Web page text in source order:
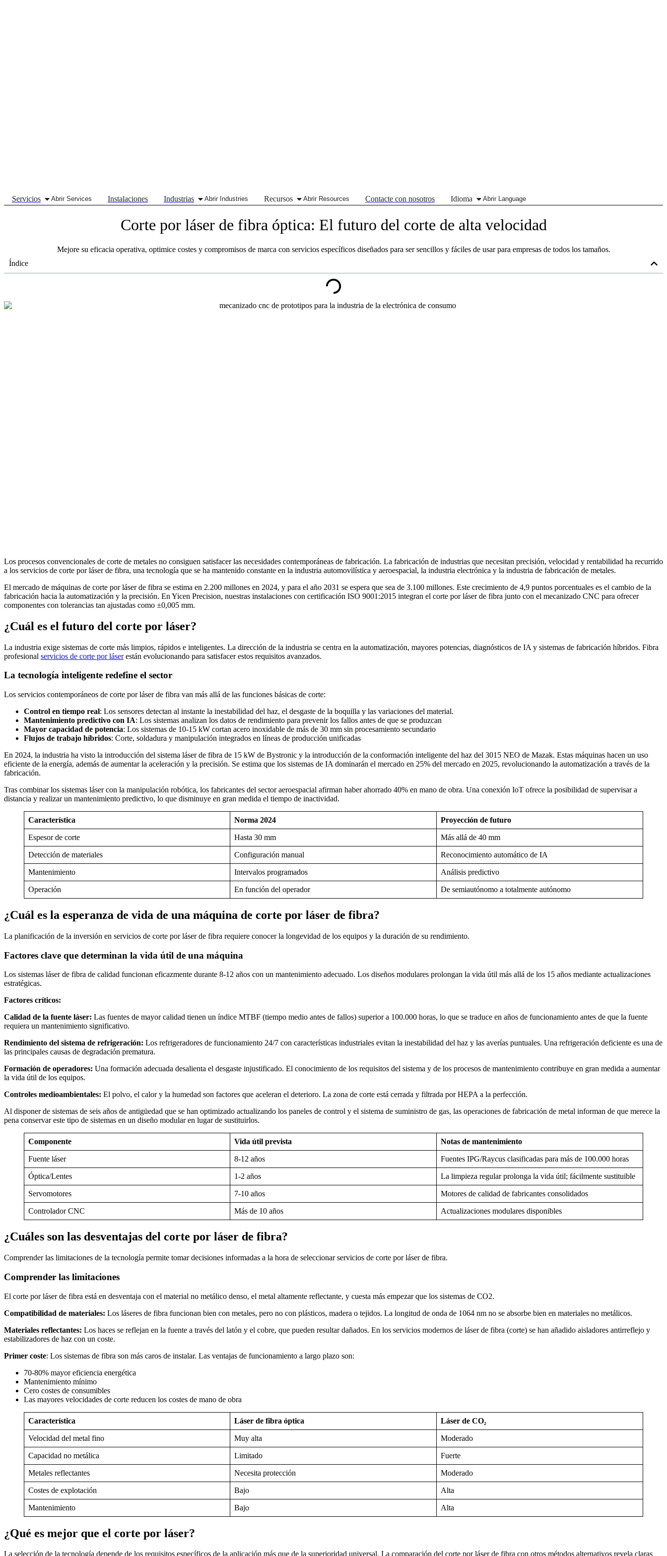
Servicios Abrir Services Instalaciones Industrias Abrir Industries Recursos Abrir Resources Contacte con nosotros Idioma Abrir Language
Corte por láser de fibra óptica: El futuro del corte de alta velocidad
Mejore su eficacia operativa, optimice costes y compromisos de marca con servicios específicos diseñados para ser sencillos y fáciles de usar para empresas de todos los tamaños.
Índice
Los procesos convencionales de corte de metales no consiguen satisfacer las necesidades contemporáneas de fabricación. La fabricación de industrias que necesitan precisión, velocidad y rentabilidad ha recurrido
a los servicios de corte por láser de fibra, una tecnología que se ha mantenido constante en la industria automovilística y aeroespacial, la industria electrónica y la industria de fabricación de metales.
El mercado de máquinas de corte por láser de fibra se estima en 2.200 millones en 2024, y para el año 2031 se espera que sea de 3.100 millones. Este crecimiento de 4,9 puntos porcentuales es el cambio de la
fabricación hacia la automatización y la precisión. En Yicen Precision, nuestras instalaciones con certificación ISO 9001:2015 integran el corte por láser de fibra junto con el mecanizado CNC para ofrecer
componentes con tolerancias tan ajustadas como ±0,005 mm.
¿Cuál es el futuro del corte por láser?
La industria exige sistemas de corte más limpios, rápidos e inteligentes. La dirección de la industria se centra en la automatización, mayores potencias, diagnósticos de IA y sistemas de fabricación híbridos. Fibra
profesional servicios de corte por láserestán evolucionando para satisfacer estos requisitos avanzados.
La tecnología inteligente redefine el sector
Los servicios contemporáneos de corte por láser de fibra van más allá de las funciones básicas de corte:
Control en tiempo real: Los sensores detectan al instante la inestabilidad del haz, el desgaste de la boquilla y las variaciones del material.
Mantenimiento predictivo con IA: Los sistemas analizan los datos de rendimiento para prevenir los fallos antes de que se produzcan
Mayor capacidad de potencia: Los sistemas de 10-15 kW cortan acero inoxidable de más de 30 mm sin procesamiento secundario
Flujos de trabajo híbridos: Corte, soldadura y manipulación integrados en líneas de producción unificadas
En 2024, la industria ha visto la introducción del sistema láser de fibra de 15 kW de Bystronic y la introducción de la conformación inteligente del haz del 3015 NEO de Mazak. Estas máquinas hacen un uso
eficiente de la energía, además de aumentar la aceleración y la precisión. Se estima que los sistemas de IA dominarán el mercado en 25% del mercado en 2025, revolucionando la automatización a través de la
fabricación.
Tras combinar los sistemas láser con la manipulación robótica, los fabricantes del sector aeroespacial afirman haber ahorrado 40% en mano de obra. Una conexión IoT ofrece la posibilidad de supervisar a
distancia y realizar un mantenimiento predictivo, lo que disminuye en gran medida el tiempo de inactividad.
Característica Norma 2024 Proyección de futuro
Espesor de corte Hasta 30 mm Más allá de 40 mm
Detección de materiales Configuración manual Reconocimiento automático de IA
Mantenimiento Intervalos programados Análisis predictivo
Operación En función del operador De semiautónomo a totalmente autónomo
¿Cuál es la esperanza de vida de una máquina de corte por láser de fibra?
La planificación de la inversión en servicios de corte por láser de fibra requiere conocer la longevidad de los equipos y la duración de su rendimiento.
Factores clave que determinan la vida útil de una máquina
Los sistemas láser de fibra de calidad funcionan eficazmente durante 8-12 años con un mantenimiento adecuado. Los diseños modulares prolongan la vida útil más allá de los 15 años mediante actualizaciones
estratégicas.
Factores críticos:
Calidad de la fuente láser: Las fuentes de mayor calidad tienen un índice MTBF (tiempo medio antes de fallos) superior a 100.000 horas, lo que se traduce en años de funcionamiento antes de que la fuente
requiera un mantenimiento significativo.
Rendimiento del sistema de refrigeración: Los refrigeradores de funcionamiento 24/7 con características industriales evitan la inestabilidad del haz y las averías puntuales. Una refrigeración deficiente es una de
las principales causas de degradación prematura.
Formación de operadores: Una formación adecuada desalienta el desgaste injustificado. El conocimiento de los requisitos del sistema y de los procesos de mantenimiento contribuye en gran medida a aumentar
la vida útil de los equipos.
Controles medioambientales: El polvo, el calor y la humedad son factores que aceleran el deterioro. La zona de corte está cerrada y filtrada por HEPA a la perfección.
Al disponer de sistemas de seis años de antigüedad que se han optimizado actualizando los paneles de control y el sistema de suministro de gas, las operaciones de fabricación de metal informan de que merece la
pena conservar este tipo de sistemas en un diseño modular en lugar de sustituirlos.
Componente Vida útil prevista Notas de mantenimiento
Fuente láser 8-12 años Fuentes IPG/Raycus clasificadas para más de 100.000 horas
Óptica/Lentes 1-2 años La limpieza regular prolonga la vida útil; fácilmente sustituible
Servomotores 7-10 años Motores de calidad de fabricantes consolidados
Controlador CNC Más de 10 años Actualizaciones modulares disponibles
¿Cuáles son las desventajas del corte por láser de fibra?
Comprender las limitaciones de la tecnología permite tomar decisiones informadas a la hora de seleccionar servicios de corte por láser de fibra.
Comprender las limitaciones
El corte por láser de fibra está en desventaja con el material no metálico denso, el metal altamente reflectante, y cuesta más empezar que los sistemas de CO2.
Compatibilidad de materiales: Los láseres de fibra funcionan bien con metales, pero no con plásticos, madera o tejidos. La longitud de onda de 1064 nm no se absorbe bien en materiales no metálicos.
Materiales reflectantes: Los haces se reflejan en la fuente a través del latón y el cobre, que pueden resultar dañados. En los servicios modernos de láser de fibra (corte) se han añadido aisladores antirreflejo y
estabilizadores de haz con un coste.
Primer coste: Los sistemas de fibra son más caros de instalar. Las ventajas de funcionamiento a largo plazo son:
70-80% mayor eficiencia energética
Mantenimiento mínimo
Cero costes de consumibles
Las mayores velocidades de corte reducen los costes de mano de obra
Característica Láser de fibra óptica Láser de CO₂
Velocidad del metal fino Muy alta Moderado
Capacidad no metálica Limitado Fuerte
Metales reflectantes Necesita protección Moderado
Costes de explotación Bajo Alta
Mantenimiento Bajo Alta
¿Qué es mejor que el corte por láser?
La selección de la tecnología depende de los requisitos específicos de la aplicación más que de la superioridad universal. La comparación del corte por láser de fibra con otros métodos alternativos revela claras